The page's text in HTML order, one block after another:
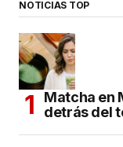
NOTICIAS TOP
Matcha en
detrás del